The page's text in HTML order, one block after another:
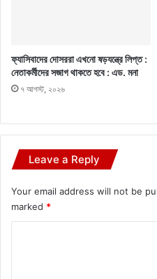
ফ্যাসিবাদের দোসররা এখনো ষড়যন্ত্রে লিপ্ত :
নেতাকর্মীদের সজাগ থাকতে হবে : এড. মনা
৭ আগস্ট, ২০২৬
Leave a Reply
Your email address will not be
marked *